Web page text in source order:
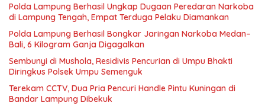
Polda Lampung Berhasil Ungkap Dugaan Peredaran Narkoba
di Lampung Tengah, Empat Terduga Pelaku Diamankan
Polda Lampung Berhasil Bongkar Jaringan Narkoba Medan–
Bali, 6 Kilogram Ganja Digagalkan
Sembunyi di Mushola, Residivis Pencurian di Umpu Bhakti
Diringkus Polsek Umpu Semenguk
Terekam CCTV, Dua Pria Pencuri Handle Pintu Kuningan di
Bandar Lampung Dibekuk